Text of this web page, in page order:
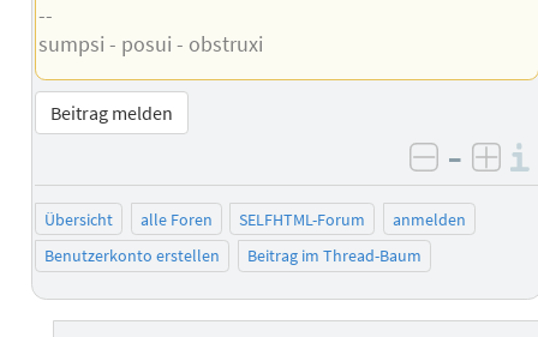
--
sumpsi - posui - obstruxi
Beitrag melden
negativ
–
Übersicht alle Foren SELFHTML-Forum
anmelden
Benutzerkonto erstellen
Beitrag im Thread-Baum